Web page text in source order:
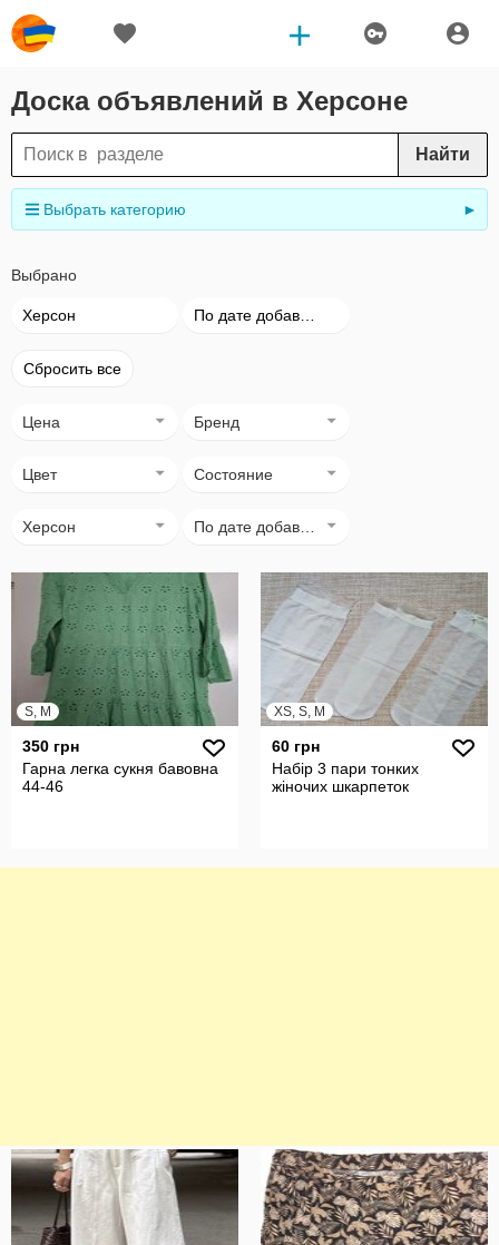
Доска объявлений в Херсоне
Найти
Выбрать категорию ►
Выбрано
Херсон
Сбросить все
Цена Бренд
Цвет Состояние
Херсон
S, M
350 грн
Гарна легка сукня бавовна
44-46
XS, S, M
60 грн
Набір 3 пари тонких
жіночих шкарпеток